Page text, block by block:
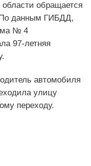
области обращается
данным ГИБДД,
№ 4
97-летняя
автомобиля
улицу
переходу.